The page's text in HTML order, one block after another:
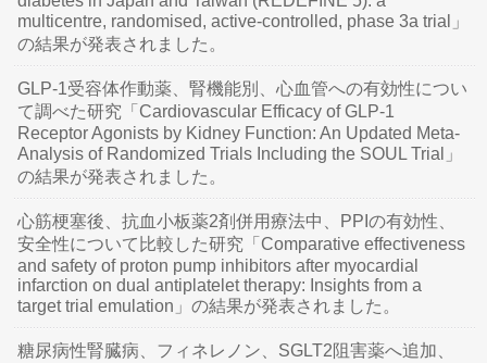
multicentre, randomised, active-controlled, phase 3a trial」
の結果が発表されました。
GLP-1受容体作動薬、腎機能別、心血管への有効性につい
て調べた研究「Cardiovascular Efficacy of GLP-1
Receptor Agonists by Kidney Function: An Updated Meta-
Analysis of Randomized Trials Including the SOUL Trial」
の結果が発表されました。
心筋梗塞後、抗血小板薬2剤併用療法中、PPIの有効性、
安全性について比較した研究「Comparative effectiveness
and safety of proton pump inhibitors after myocardial
infarction on dual antiplatelet therapy: Insights from a
target trial emulation」の結果が発表されました。
糖尿病性腎臓病、フィネレノン、SGLT2阻害薬へ追加、